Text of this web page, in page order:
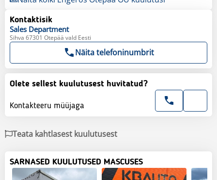
Kontaktisik
Sales Department
Sihva 67301 Otepää vald Eesti
Näita telefoninumbrit
Olete sellest kuulutusest huvitatud?
Kontakteeru müüjaga
Teata kahtlasest kuulutusest
SARNASED KUULUTUSED MASCUSES